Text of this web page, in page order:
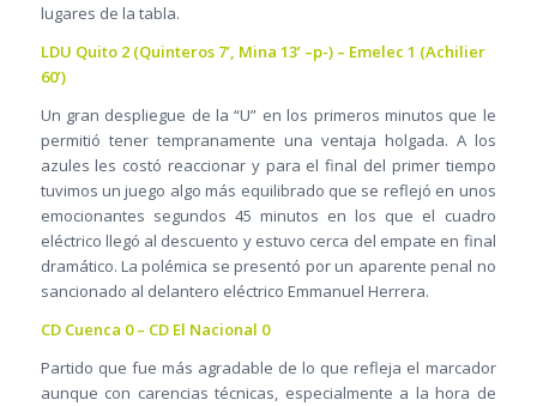
lugares de la tabla.
LDU Quito 2 (Quinteros 7’, Mina 13’ –p-) – Emelec 1 (Achilier
60’)
Un gran despliegue de la “U” en los primeros minutos que le
permitió tener tempranamente una ventaja holgada. A los
azules les costó reaccionar y para el final del primer tiempo
tuvimos un juego algo más equilibrado que se reflejó en unos
emocionantes segundos 45 minutos en los que el cuadro
eléctrico llegó al descuento y estuvo cerca del empate en final
dramático. La polémica se presentó por un aparente penal no
sancionado al delantero eléctrico Emmanuel Herrera.
CD Cuenca 0 – CD El Nacional 0
Partido que fue más agradable de lo que refleja el marcador
aunque con carencias técnicas, especialmente a la hora de